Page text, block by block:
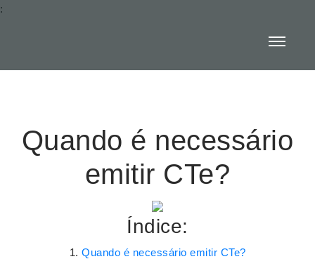
:
Quando é necessário
emitir CTe?
Índice:
Quando é necessário emitir CTe?